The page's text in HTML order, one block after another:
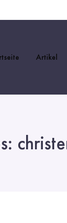
Artikel